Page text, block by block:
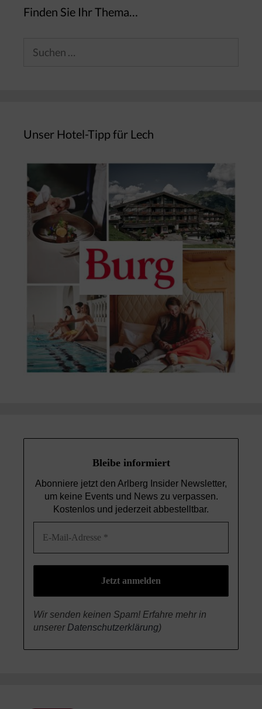
Finden Sie Ihr Thema…
Suchen
Unser Hotel-Tipp für Lech
Bleibe informiert
Abonniere jetzt den Arlberg Insider Newsletter,
um keine Events und Newszu verpassen.
Kostenlos und jederzeit abbestelltbar.
Wir senden keinen Spam! Erfahre mehr in
unsererDatenschutzerklärung)